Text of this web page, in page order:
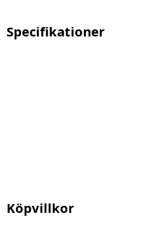
Specifikationer
Köpvillkor